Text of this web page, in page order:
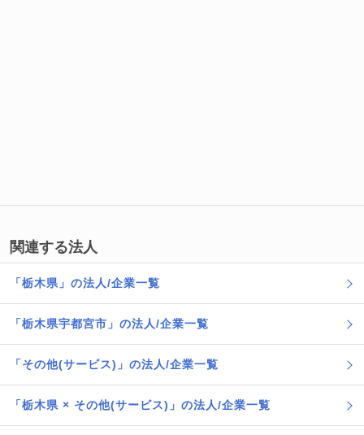
関連する法人
「栃木県」の法人/企業一覧
「栃木県宇都宮市」の法人/企業一覧
「その他(サービス)」の法人/企業一覧
「栃木県 × その他(サービス)」の法人/企業一覧